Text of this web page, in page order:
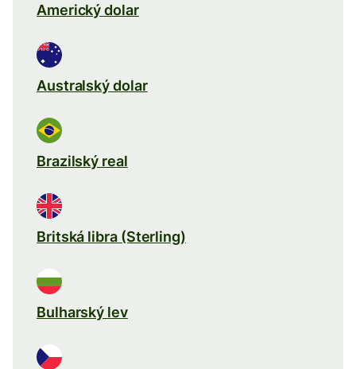
Americký dolar
Australský dolar
Brazilský real
Britská libra (Sterling)
Bulharský lev